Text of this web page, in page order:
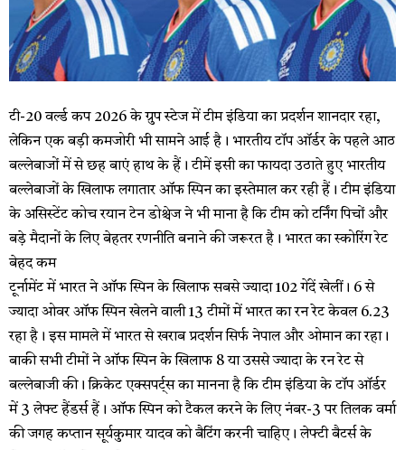
टी-20 वर्ल्ड कप 2026 के ग्रुप स्टेज में टीम इंडिया का प्रदर्शन शानदार रहा,
लेकिन एक बड़ी कमजोरी भी सामने आई है। भारतीय टॉप ऑर्डर के पहले आठ
बल्लेबाजों में से छह बाएं हाथ के हैं। टीमें इसी का फायदा उठाते हुए भारतीय
बल्लेबाजों के खिलाफ लगातार ऑफ स्पिन का इस्तेमाल कर रही हैं। टीम इंडिया
के असिस्टेंट कोच रयान टेन डोश्चेज ने भी माना है कि टीम को टर्निंग पिचों और
बड़े मैदानों के लिए बेहतर रणनीति बनाने की जरूरत है। भारत का स्कोरिंग रेट
बेहद कम
टूर्नामेंट में भारत ने ऑफ स्पिन के खिलाफ सबसे ज्यादा 102 गेंदें खेलीं। 6 से
ज्यादा ओवर ऑफ स्पिन खेलने वाली 13 टीमों में भारत का रन रेट केवल 6.23
रहा है। इस मामले में भारत से खराब प्रदर्शन सिर्फ नेपाल और ओमान का रहा।
बाकी सभी टीमों ने ऑफ स्पिन के खिलाफ 8 या उससे ज्यादा के रन रेट से
बल्लेबाजी की। क्रिकेट एक्सपर्ट्स का मानना है कि टीम इंडिया के टॉप ऑर्डर
में 3 लेफ्ट हैंडर्स हैं। ऑफ स्पिन को टैकल करने के लिए नंबर-3 पर तिलक वर्मा
की जगह कप्तान सूर्यकुमार यादव को बैटिंग करनी चाहिए। लेफ्टी बैटर्स के